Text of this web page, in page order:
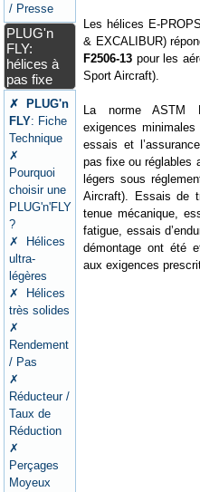
/ Presse
PLUG'n
FLY:
hélices à
pas fixe
✗ PLUG'n
FLY: Fiche
Technique
✗
Pourquoi
choisir une
PLUG'n'FLY
?
✗ Hélices
ultra-
légères
✗ Hélices
très solides
✗
Rendement
/ Pas
✗
Réducteur /
Taux de
Réduction
✗
Perçages
Moyeux
Les hélices E-
& EXCALIBUR)
F2506-13 pour les
Sport Aircraft).
La norme ASTM
exigences
essais et
pas fixe ou réglables
légers sous
Aircraft). Essais de
tenue mécanique,
fatigue, essais
démontage ont été
aux exigences